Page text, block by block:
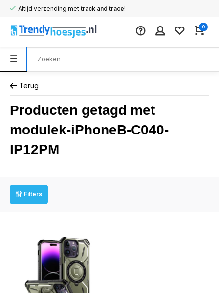
Altijd verzending met track and trace!
0
Terug
Producten getagd met
modulek-iPhoneB-C040-
IP12PM
Filters